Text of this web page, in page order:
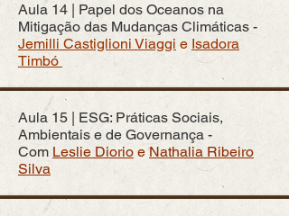
Aula 14 | Papel dos Oceanos na
Mitigação das Mudanças Climáticas -
Jemilli Castiglioni Viaggi e Isadora
Timbó
Aula 15 | ESG: Práticas Sociais,
Ambientais e de Governança -
Com Leslie Diorio eNathalia Ribeiro
Silva